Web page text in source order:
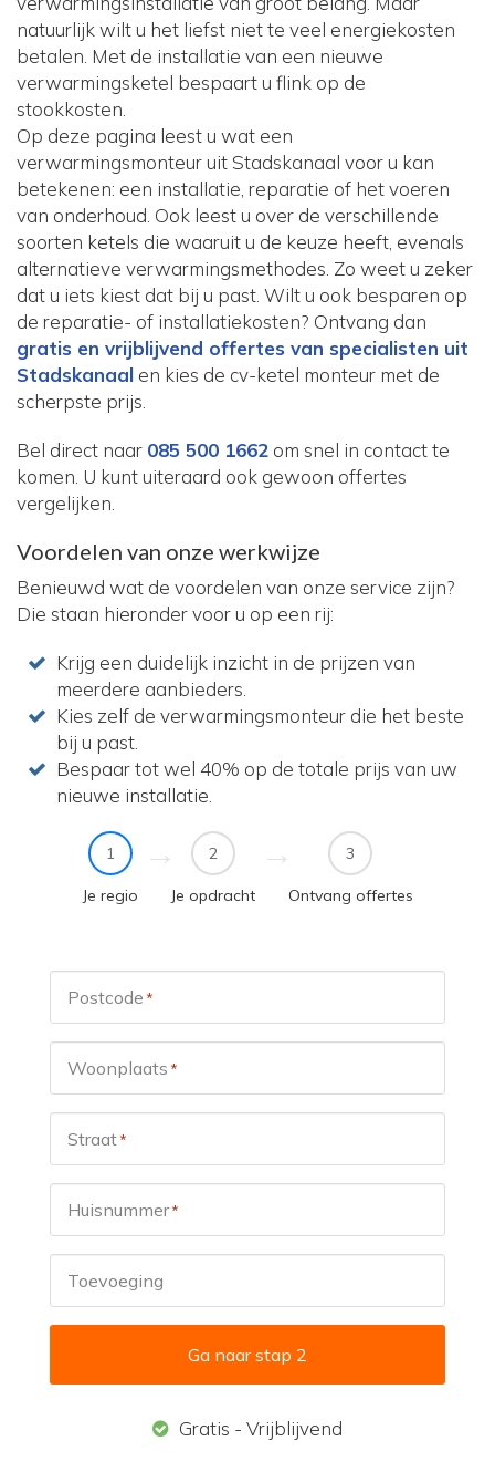
natuurlijk wilt u het liefst niet te veel energiekosten
betalen. Met de installatie van een nieuwe
verwarmingsketel bespaart u flink op de
stookkosten.
Op deze pagina leest u wat een
verwarmingsmonteur uit Stadskanaal voor u kan
betekenen: een installatie, reparatie of het voeren
van onderhoud. Ook leest u over de verschillende
soorten ketels die waaruit u de keuze heeft, evenals
alternatieve verwarmingsmethodes. Zo weet u zeker
dat u iets kiest dat bij u past. Wilt u ook besparen op
de reparatie- of installatiekosten? Ontvang dan
gratis en vrijblijvend offertes van specialisten uit
Stadskanaal en kies de cv-ketel monteur met de
scherpste prijs.
Bel direct naar 085 500 1662 om snel in contact te
komen. U kunt uiteraard ook gewoon offertes
vergelijken.
Voordelen van onze werkwijze
Benieuwd wat de voordelen van onze service zijn?
Die staan hieronder voor u op een rij:
Krijg een duidelijk inzicht in de prijzen van
meerdere aanbieders.
Kies zelf de verwarmingsmonteur die het beste
bij u past.
Bespaar tot wel 40% op de totale prijs van uw
nieuwe installatie.
1
Je regio
2
Je opdracht
3
Ontvang offertes
Postcode *
Woonplaats *
Straat*
Huisnummer*
Toevoeging
Ga naar stap 2
Gratis - Vrijblijvend